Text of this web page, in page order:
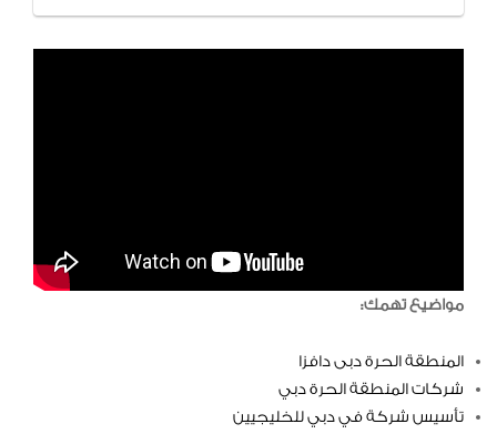
مواضيع تهمك:
المنطقة الحرة دبى دافزا
شركات المنطقة الحرة دبي
تأسيس شركة في دبي للخليجيين